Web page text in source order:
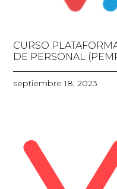
CURSO
DE PERSONAL
septiembre 18, 2023